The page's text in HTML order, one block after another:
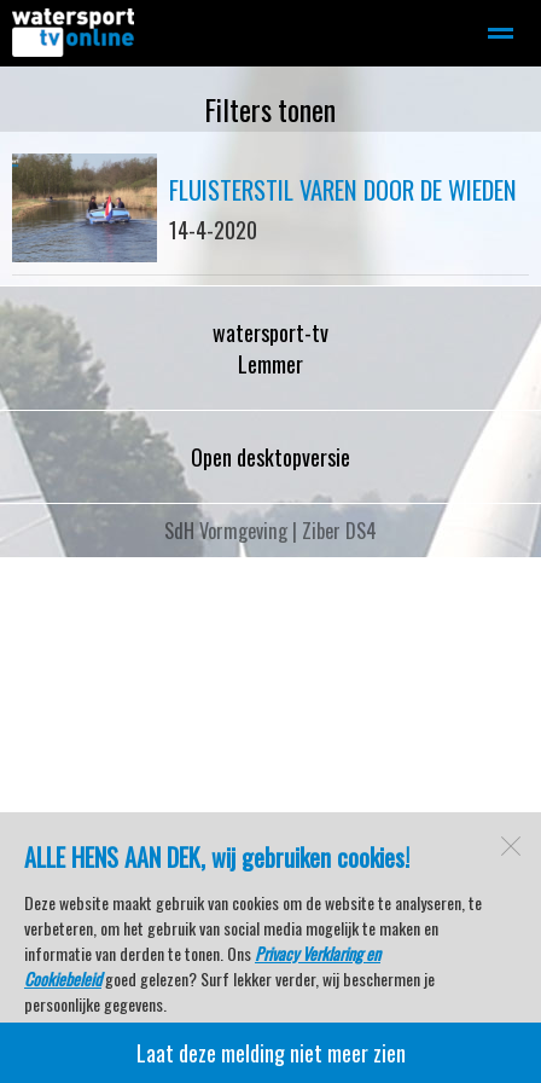
Motorboot-sloep Adverteren
Home Contact Bellen Zoeken
ALLE HENS AAN DEK, wij gebruiken cookies!
Deze website maakt gebruik van cookies om de website te analyseren, te
verbeteren, om het gebruik van social media mogelijk te maken en
informatie van derden te tonen. OnsPrivacy Verklaring en
Cookiebeleidgoed gelezen? Surf lekker verder, wij beschermen je
persoonlijke gegevens.
Veel kijkplezier met Watersport TV Beleving & Nieuws!
Laat deze melding niet meer zien
Filters tonen
FLUISTERSTIL VAREN DOOR DE WIEDEN
14-4-2020
watersport-tv
Lemmer
Open desktopversie
SdH Vormgeving | Ziber DS4